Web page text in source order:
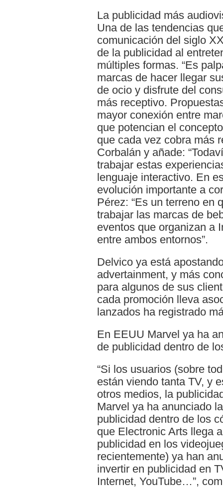
La publicidad más
Una de las tendencias
comunicación del siglo
de la publicidad al
múltiples formas. “Es
marcas de hacer llegar
de ocio y disfrute del
más receptivo.
mayor conexión entre
que potencian el
que cada vez cobra más
Corbalán y añade:
trabajar estas
lenguaje interactivo. En
evolución importante a
Pérez: “Es un terreno en
trabajar las marcas de
eventos que organizan a
entre ambos entornos”.
Delvico ya está
advertainment, y más
para algunos de sus
cada promoción lleva
lanzados ha registrado
En EEUU Marvel ya ha
de publicidad dentro de
“Si los usuarios (sobre
están viendo tanta TV, y
otros medios, la
Marvel ya ha anunciado
publicidad dentro de los
que Electronic Arts llega
publicidad en los
recientemente) ya han
invertir en publicidad en
Internet, YouTube…”,